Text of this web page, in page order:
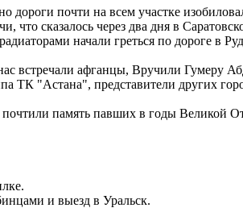
дороги почти на всем участке
что сказалось через два дня в
начали греться по дороге в
встречали афганцы, Вручили Гумеру
ТК "Астана", представители других
память павших в годы Великой
и выезд в Уральск.